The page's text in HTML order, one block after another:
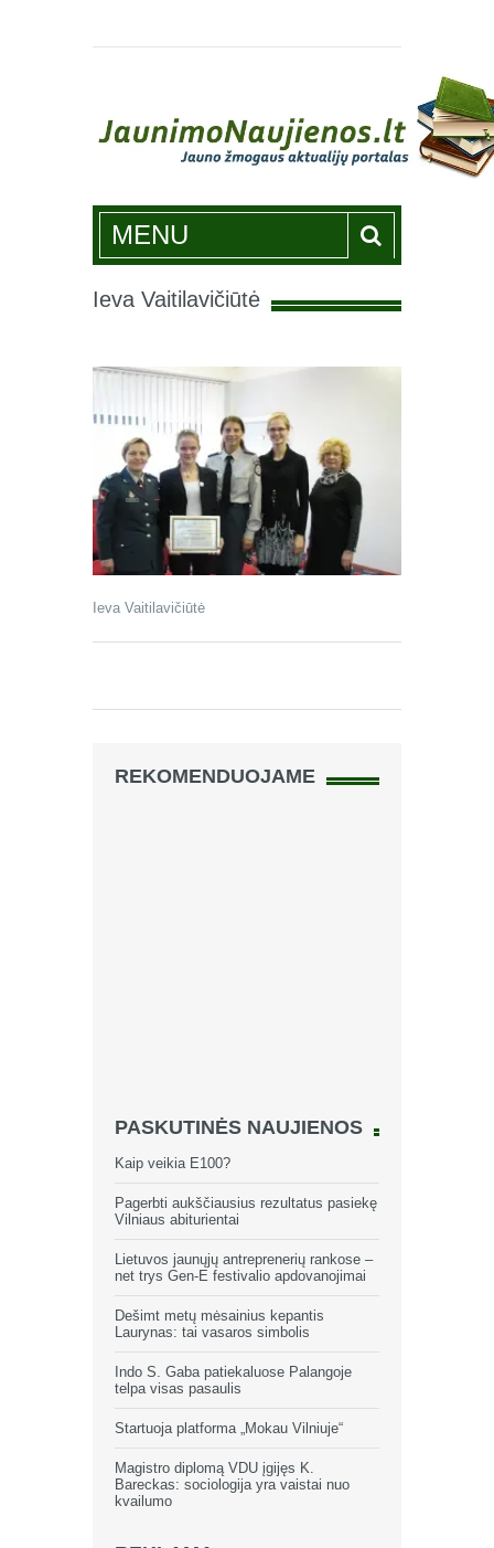
Jaunimonaujienos.lt
MENU
Ieva Vaitilavičiūtė
Ieva Vaitilavičiūtė
REKOMENDUOJAME
PASKUTINĖS NAUJIENOS
Kaip veikia E100?
Pagerbti aukščiausius rezultatus pasiekę
Vilniaus abiturientai
Lietuvos jaunųjų antreprenerių rankose –
net trys Gen-E festivalio apdovanojimai
Dešimt metų mėsainius kepantis
Laurynas: tai vasaros simbolis
Indo S. Gaba patiekaluose Palangoje
telpa visas pasaulis
Startuoja platforma „Mokau Vilniuje“
Magistro diplomą VDU įgijęs K.
Bareckas: sociologija yra vaistai nuo
kvailumo